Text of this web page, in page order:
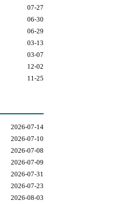
07-27
06-30
06-29
03-13
03-07
12-02
11-25
2026-07-14
2026-07-10
2026-07-08
2026-07-09
2026-07-31
2026-07-23
2026-08-03